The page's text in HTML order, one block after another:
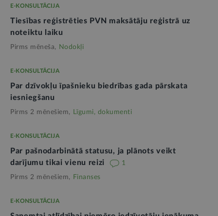
E-KONSULTĀCIJA
Tiesības reģistrēties PVN maksātāju reģistrā uz
noteiktu laiku
Pirms mēneša, Nodokļi
E-KONSULTĀCIJA
Par dzīvokļu īpašnieku biedrības gada pārskata
iesniegšanu
Pirms 2 mēnešiem, Līgumi, dokumenti
E-KONSULTĀCIJA
Par pašnodarbinātā statusu, ja plānots veikt
darījumu tikai vienu reizi
1
Pirms 2 mēnešiem, Finanses
E-KONSULTĀCIJA